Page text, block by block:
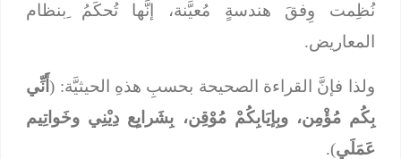
نُظِمت وِفقَ هندسةٍ مُعيَّنة، إنَّها تُحكَمُ ِبنظام
المعاريض.
ولذا فإنَّ القراءة الصحيحة بحسبِ هذهِ الحيثيَّة: ( أَنِّي
بِكُم مُؤْمِن، وبِإيَابِكُمْ مُوْقِن، بِشَرايِع دِيْنِي وخَواتِيم
عَمَلَي).